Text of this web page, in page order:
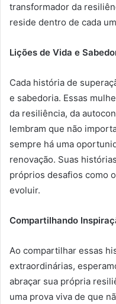
transformador da
reside dentro de cada
Lições de Vida e
Cada história de
e sabedoria. Essas
da resiliência, da
lembram que não
sempre há uma
renovação. Suas
próprios desafios como
evoluir.
Compartilhando
Ao compartilhar essas
extraordinárias,
abraçar sua própria
uma prova viva de que